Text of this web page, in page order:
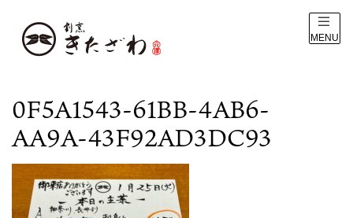
MENU
0F5A1543-61BB-4AB6-
AA9A-43F92AD3DC93